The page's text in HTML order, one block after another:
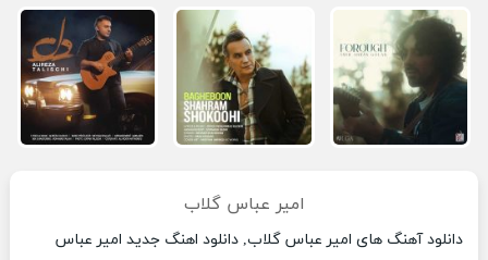
امیر عباس گلاب
دانلود آهنگ های امیر عباس گلاب, دانلود اهنگ جدید امیر عباس